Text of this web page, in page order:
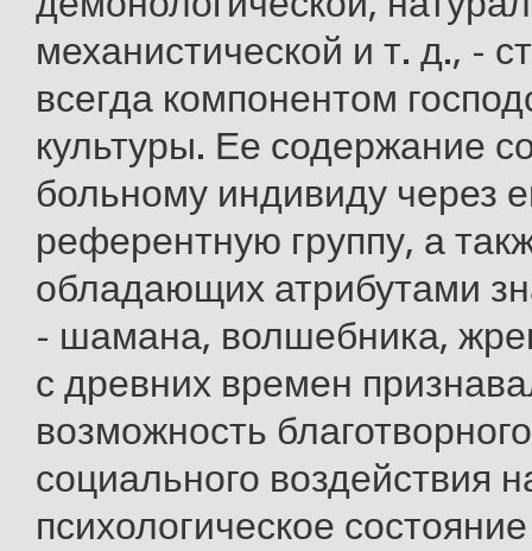
механистической и т. д., -
всегда компонентом
культуры. Ее содержание
больному индивиду через
референтную группу, а
обладающих атрибутами
- шамана, волшебника,
с древних времен
возможность
социального воздействия
психологическое